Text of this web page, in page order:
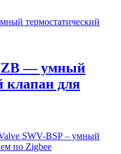
— умный
клапан для